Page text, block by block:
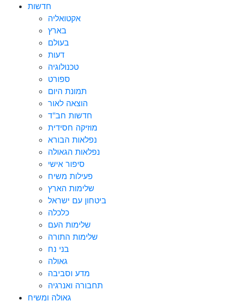
חדשות
אקטואליה
בארץ
בעולם
דעות
טכנולוגיה
ספורט
תמונת היום
הוצאה לאור
חדשות חב"ד
מוזיקה חסידית
נפלאות הבורא
נפלאות הגאולה
סיפור אישי
פעילות משיח
שלימות הארץ
ביטחון עם ישראל
כלכלה
שלימות העם
שלימות התורה
בני נח
גאולה
מדע וסביבה
תחבורה ואנרגיה
גאולה ומשיח